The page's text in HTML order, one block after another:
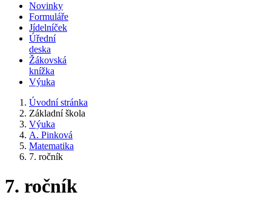
Novinky
Formuláře
Jídelníček
Úřední
deska
Žákovská
knížka
Výuka
Úvodní stránka
Základní škola
Výuka
A. Pinková
Matematika
7. ročník
7. ročník